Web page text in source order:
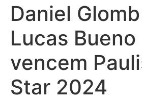
Daniel
Lucas Bueno
vencem
Star 2024